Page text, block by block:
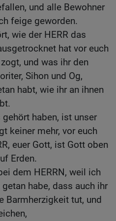
und alle Bewohner
feige geworden.
wie der HERR das
hat vor euch
und was ihr den
Sihon und Og,
habt, wie ihr an ihnen
haben, ist unser
keiner mehr, vor euch
euer Gott, ist Gott oben
Erden.
dem HERRN, weil ich
habe, dass auch ihr
Barmherzigkeit tut, und